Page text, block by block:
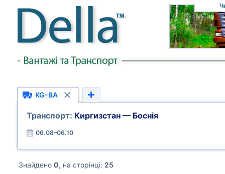
KG-BA
Транспорт: Киргизстан — Боснія
06.08–06.10
Знайдено 0, на сторінці: 25